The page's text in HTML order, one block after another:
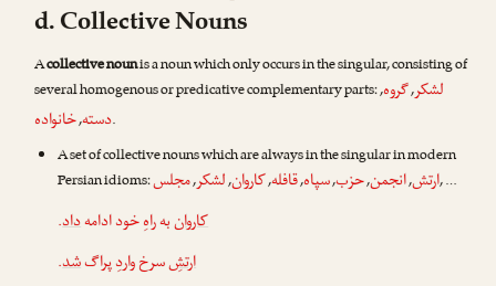
d. Collective Nouns
Acollective nounis a noun which only occurs in the singular, consisting of
several homogenous or predicative complementary parts: لشکر,گروه,
دسته,خانواده
.
A set of collective nouns which are always in the singular in modern
Persian idioms: ارتش,انجمن,حزب,سپاه,قافله,کاروان,لشکر,مجلس , …
کاروانبه راهِ خود ادامهداد.
ارتشِسرخ واردِ پراگشد.